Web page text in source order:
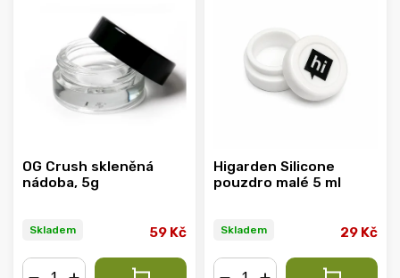
OG Crush skleněná
nádoba, 5g
Skladem 59 Kč
Higarden Silicone
pouzdro malé 5 ml
Skladem 29 Kč